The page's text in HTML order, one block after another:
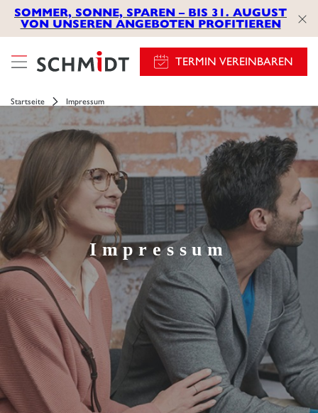
SOMMER, SONNE, SPAREN – BIS 31. AUGUST
VON UNSEREN ANGEBOTEN PROFITIEREN
TERMIN VEREINBAREN
Startseite Impressum
Impressum